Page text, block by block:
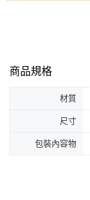
商品規格
材質
尺寸
包裝內容物